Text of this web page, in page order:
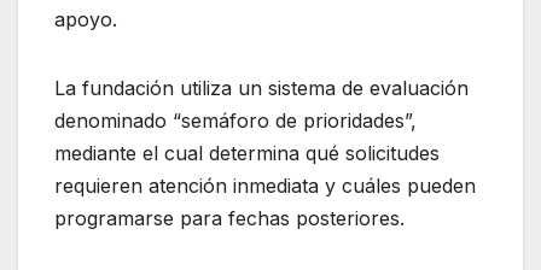
apoyo.
La fundación utiliza un sistema de evaluación
denominado “semáforo de prioridades”,
mediante el cual determina qué solicitudes
requieren atención inmediata y cuáles pueden
programarse para fechas posteriores.